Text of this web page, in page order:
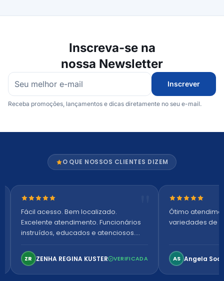
Inscreva-se na
nossa Newsletter
Inscrever
Receba promoções, lançamentos e dicas diretamente no seu e-mail.
O QUE NOSSOS CLIENTES DIZEM
Nota 5 de 5 estrelas
Fácil acesso. Bem localizado.
Excelente atendimento. Funcionários
instruídos, educados e atenciosos.
confortável. Perfeito!
ZR ZENHA REGINA KUSTER VERIFICADA
Nota 5 de 5
Ótimo
variedades de
AS Angela